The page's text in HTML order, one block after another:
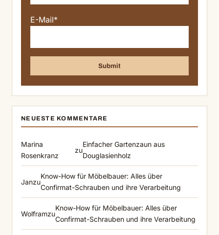
E-Mail*
NEUESTE KOMMENTARE
Marina
Rosenkranz
zu
Einfacher Gartenzaun aus
Douglasienholz
Janzu
Know-How für Möbelbauer: Alles über
Confirmat-Schrauben und ihre Verarbeitung
Wolframzu
Know-How für Möbelbauer: Alles über
Confirmat-Schrauben und ihre Verarbeitung